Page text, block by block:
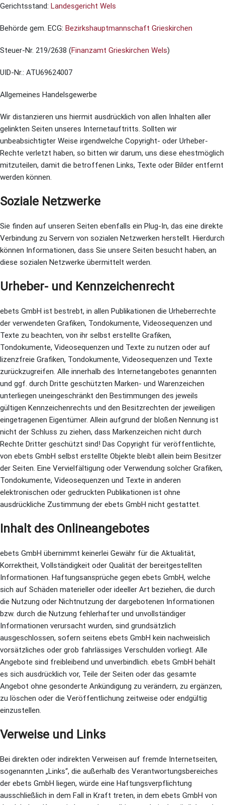
Gerichtsstand: Landesgericht Wels
Behörde gem. ECG: Bezirkshauptmannschaft Grieskirchen
Steuer-Nr. 219/2638 (Finanzamt Grieskirchen Wels)
UID-Nr.: ATU69624007
Allgemeines Handelsgewerbe
Wir distanzieren uns hiermit ausdrücklich von allen Inhalten aller
gelinkten Seiten unseres Internetauftritts. Sollten wir
unbeabsichtigter Weise irgendwelche Copyright- oder Urheber-
Rechte verletzt haben, so bitten wir darum, uns diese ehestmöglich
mitzuteilen, damit die betroffenen Links, Texte oder Bilder entfernt
werden können.
Soziale Netzwerke
Sie finden auf unseren Seiten ebenfalls ein Plug-In, das eine direkte
Verbindung zu Servern von sozialen Netzwerken herstellt. Hierdurch
können Informationen, dass Sie unsere Seiten besucht haben, an
diese sozialen Netzwerke übermittelt werden.
Urheber- und Kennzeichenrecht
ebets GmbH ist bestrebt, in allen Publikationen die Urheberrechte
der verwendeten Grafiken, Tondokumente, Videosequenzen und
Texte zu beachten, von ihr selbst erstellte Grafiken,
Tondokumente, Videosequenzen und Texte zu nutzen oder auf
lizenzfreie Grafiken, Tondokumente, Videosequenzen und Texte
zurückzugreifen. Alle innerhalb des Internetangebotes genannten
und ggf. durch Dritte geschützten Marken- und Warenzeichen
unterliegen uneingeschränkt den Bestimmungen des jeweils
gültigen Kennzeichenrechts und den Besitzrechten der jeweiligen
eingetragenen Eigentümer. Allein aufgrund der bloßen Nennung ist
nicht der Schluss zu ziehen, dass Markenzeichen nicht durch
Rechte Dritter geschützt sind! Das Copyright für veröffentlichte,
von ebets GmbH selbst erstellte Objekte bleibt allein beim Besitzer
der Seiten. Eine Vervielfältigung oder Verwendung solcher Grafiken,
Tondokumente, Videosequenzen und Texte in anderen
elektronischen oder gedruckten Publikationen ist ohne
ausdrückliche Zustimmung der ebets GmbH nicht gestattet.
Inhalt des Onlineangebotes
ebets GmbH übernimmt keinerlei Gewähr für die Aktualität,
Korrektheit, Vollständigkeit oder Qualität der bereitgestellten
Informationen. Haftungsansprüche gegen ebets GmbH, welche
sich auf Schäden materieller oder ideeller Art beziehen, die durch
die Nutzung oder Nichtnutzung der dargebotenen Informationen
bzw. durch die Nutzung fehlerhafter und unvollständiger
Informationen verursacht wurden, sind grundsätzlich
ausgeschlossen, sofern seitens ebets GmbH kein nachweislich
vorsätzliches oder grob fahrlässiges Verschulden vorliegt. Alle
Angebote sind freibleibend und unverbindlich. ebets GmbH behält
es sich ausdrücklich vor, Teile der Seiten oder das gesamte
Angebot ohne gesonderte Ankündigung zu verändern, zu ergänzen,
zu löschen oder die Veröffentlichung zeitweise oder endgültig
einzustellen.
Verweise und Links
Bei direkten oder indirekten Verweisen auf fremde Internetseiten,
sogenannten „Links“, die außerhalb des Verantwortungsbereiches
der ebets GmbH liegen, würde eine Haftungsverpflichtung
ausschließlich in dem Fall in Kraft treten, in dem ebets GmbH von